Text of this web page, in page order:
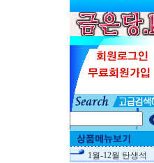
1월-12월 탄생석